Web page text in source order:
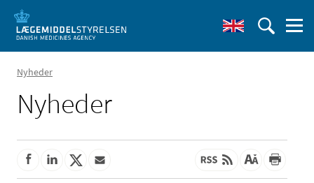
Nyheder
Nyheder